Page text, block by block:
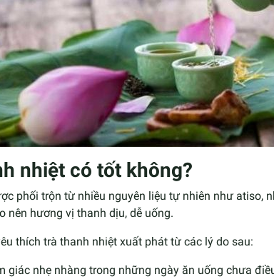
nhiệt có tốt không?
phối trộn từ nhiều nguyên liệu tự nhiên như atiso,
nên hương vị thanh dịu, dễ uống.
thích trà thanh nhiệt xuất phát từ các lý do sau:
giác nhẹ nhàng trong những ngày ăn uống chưa